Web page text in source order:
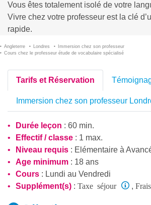
Vous êtes totalement isolé de votre
Vivre chez votre professeur est la clé
rapide.
Angleterre Londres
Immersion chez son professeur
Cours chez le professeur étude de vocabulaire spécialisé
Tarifs et Réservation
Immersion chez son professeur
Durée leçon : 60 min.
Effectif / classe : 1 max.
Niveau requis : Elémentaire à
Age minimum : 18 ans
Cours : Lundi au Vendredi
Supplément(s) : Taxe séjour ,